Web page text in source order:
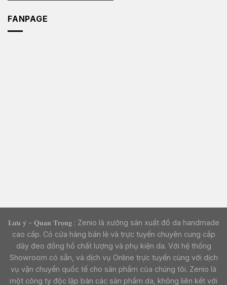
FANPAGE
𝐋𝐮̛𝐮 𝐲́ - 𝐐𝐮𝐚𝐧 𝐓𝐫𝐨̣𝐧𝐠 : Zenio là xưởng sản xuất đồ da handmade
cao cấp. Có cửa hàng bán lẻ và trực tuyến chuyên cung cấp
dây đeo đồng hồ chất lượng và phụ kiện da. Với hệ thống
Showroom có sẵn, và dịch vụ Online trực tuyến cùng với dịch
vụ vận chuyển quốc tế cho sản phẩm của chúng tôi. Zenio là
một công ty độc lập bán các sản phẩm da, không liên kết với